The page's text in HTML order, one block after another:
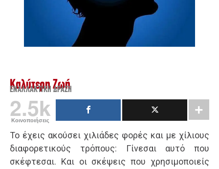
Καλύτερη Ζωή
ΕΝΑΛΛΑΚΤΙΚΉ ΔΡΆΣΗ
2.5k
Κοινοποιήσεις
Το έχεις ακούσει χιλιάδες φορές και με χίλιους
διαφορετικούς τρόπους: Γίνεσαι αυτό που
σκέφτεσαι. Και οι σκέψεις που χρησιμοποιείς